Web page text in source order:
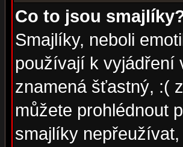
Co to jsou
Smajlíky, neboli
používají k vyjádření
znamená šťastný, :(
můžete prohlédnout
smajlíky